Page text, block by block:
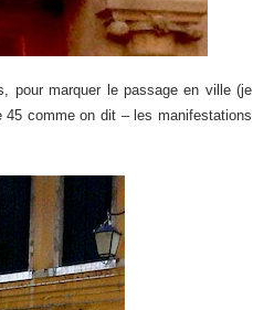
pour marquer le passage en ville (je
45 comme on dit – les manifestations